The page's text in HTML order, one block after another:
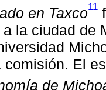
en Taxco11
la ciudad de
comisión. El
de